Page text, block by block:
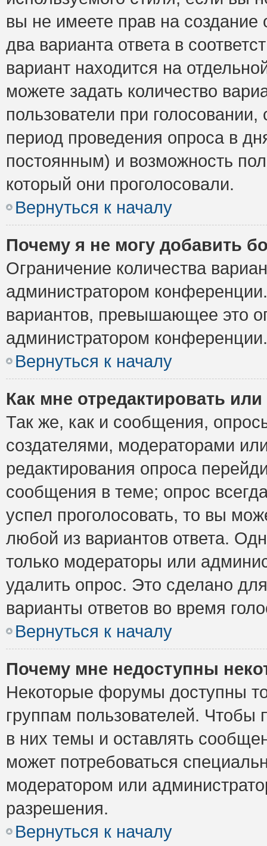
вы не имеете прав на
два варианта ответа в
вариант находится на
можете задать количество
пользователи при
период проведения опроса в
постоянным) и возможность
который они проголосовали.
Вернуться к началу
Почему я не могу добавить
Ограничение количества
администратором
вариантов, превышающее это
администратором конференции.
Вернуться к началу
Как мне отредактировать
Так же, как и сообщения,
создателями, модераторами
редактирования опроса
сообщения в теме; опрос
успел проголосовать, то вы
любой из вариантов ответа.
только модераторы или
удалить опрос. Это сделано
варианты ответов во время
Вернуться к началу
Почему мне недоступны
Некоторые форумы доступны
группам пользователей. Чтобы
в них темы и оставлять
может потребоваться
модератором или
разрешения.
Вернуться к началу